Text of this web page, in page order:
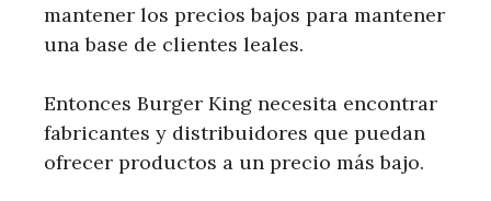
mantener los precios bajos para mantener
una base de clientes leales.
Entonces Burger King necesita encontrar
fabricantes y distribuidores que puedan
ofrecer productos a un precio más bajo.